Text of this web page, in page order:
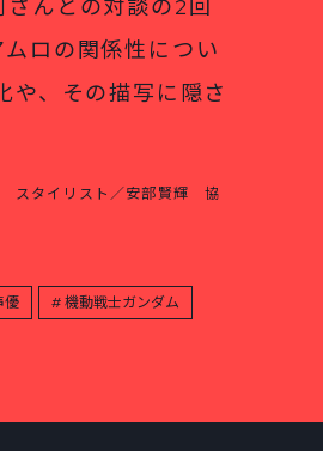
んとの対談の2回
ロの関係性につい
や、その描写に隠さ
スタイリスト／安部賢輝 協
優 機動戦士ガンダム